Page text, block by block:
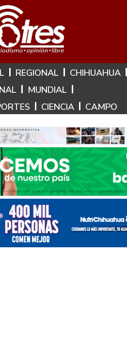
de Agosto de 2026
REGIONAL
CHIHUAHUA
MUNDIAL
CIENCIA CAMPO